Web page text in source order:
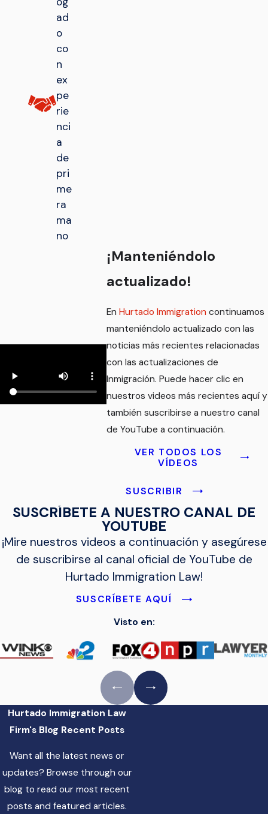
ad
o
co
n
ex
pe
rie
nci
a
de
pri
me
ra
ma
no
¡Manteniéndolo
actualizado!
EnHurtado Immigration continuamos
manteniéndolo actualizado con las
noticias más recientes relacionadas
con las actualizaciones de
Inmigración. Puede hacer clic en
nuestros videos más recientes aquí y
también suscribirse a nuestro canal
de YouTube a continuación.
VER TODOS LOS
VÍDEOS
SUSCRIBIR
SUSCRÍBETE A NUESTRO CANAL DE
YOUTUBE
¡Mire nuestros videos a continuación y asegúrese
de suscribirse al canal oficial de YouTube de
Hurtado Immigration Law!
SUSCRÍBETE AQUÍ
Visto en:
Hurtado Immigration Law
Firm's Blog Recent Posts
Want all the latest news or
updates? Browse through our
blog to read our most recent
posts and featured articles.